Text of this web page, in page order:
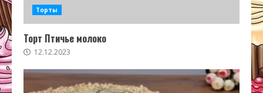
Торты
Торт Птичье молоко
12.12.2023